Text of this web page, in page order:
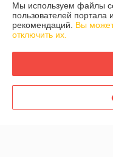
Юридическое лицо:
сад" Дубровенского района
аг. Ляховка Дубровенский
Мы используем файлы
пользователей портала
рекомендаций. Вы
отключить их.